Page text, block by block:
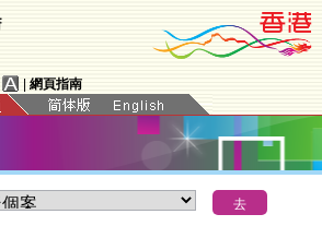
網頁指南